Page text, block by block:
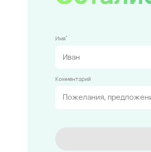
Имя*
Комментарий